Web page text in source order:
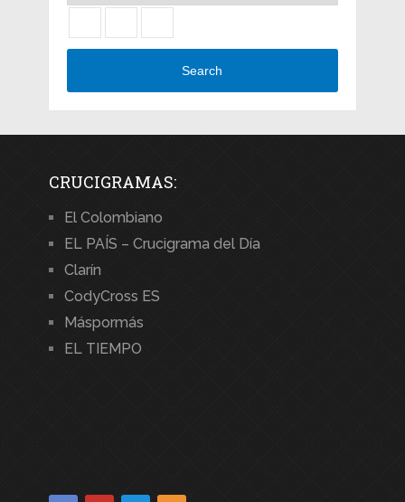
Search
CRUCIGRAMAS:
El Colombiano
EL PAÍS – Crucigrama del Día
Clarín
CodyCross ES
Máspormás
EL TIEMPO